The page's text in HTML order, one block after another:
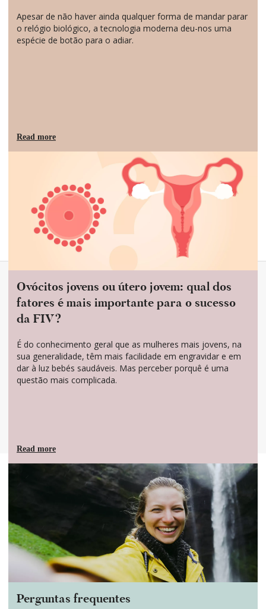
Apesar de não haver ainda qualquer forma de mandar parar
o relógio biológico, a tecnologia moderna deu-nos uma
espécie de botão para o adiar.
Read more
Ovócitos jovens ou útero jovem: qual dos
fatores é mais importante para o sucesso
da FIV?
É do conhecimento geral que as mulheres mais jovens, na
sua generalidade, têm mais facilidade em engravidar e em
dar à luz bebés saudáveis. Mas perceber porquê é uma
questão mais complicada.
Read more
Perguntas frequentes
Com o apoio científico da SPMR (Sociedade Portuguesa de Medicina da Reprodução)
Termos de utilização
Aviso de Privacidade